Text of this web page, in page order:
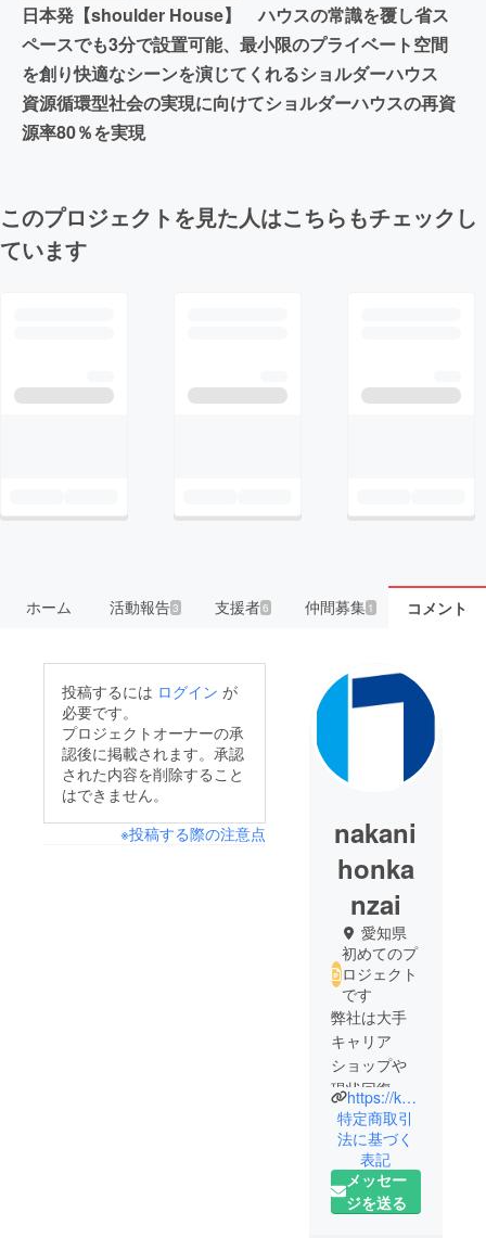
日本発【shoulder House】 ハウスの常識を覆し省ス
ペースでも3分で設置可能、最小限のプライベート空間
を創り快適なシーンを演じてくれるショルダーハウス
資源循環型社会の実現に向けてショルダーハウスの再資
源率80％を実現
このプロジェクトを見た人はこちらもチェックし
ています
ホーム 活動報告3 支援者6 仲間募集 1 コメント
投稿するには ログイン が
必要です。
プロジェクトオーナーの承
認後に掲載されます。承認
された内容を削除すること
はできません。
※投稿する際の注意点
nakani
honka
nzai
愛知県
初めてのプ
ロジェクト
です
弊社は大手
キャリア
ショップや
現状回復工
事やマン
ション・戸
建・店舗等
のリノベー
ションもさ
https://knnk.info
特定商取引
法に基づく
表記
メッセー
ジを送る